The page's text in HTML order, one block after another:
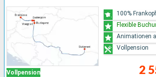
Vollpension 2
100%
Flexible
Animationen
Vollpension